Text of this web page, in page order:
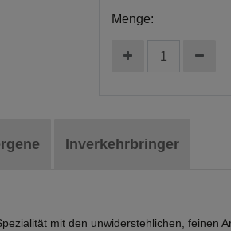
Menge:
Inverkehrbringer
mit den unwiderstehlichen, feinen